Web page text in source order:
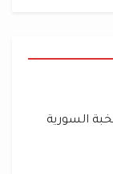
السورية